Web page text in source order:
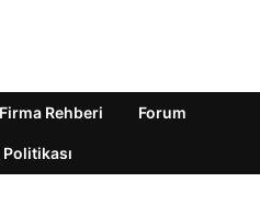
Firma Rehberi Forum